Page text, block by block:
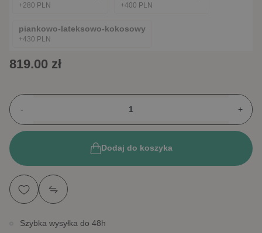
+280 PLN +400 PLN
piankowo-lateksowo-kokosowy
+430 PLN
819.00 zł
- +
Dodaj do koszyka
Szybka wysyłka do 48h